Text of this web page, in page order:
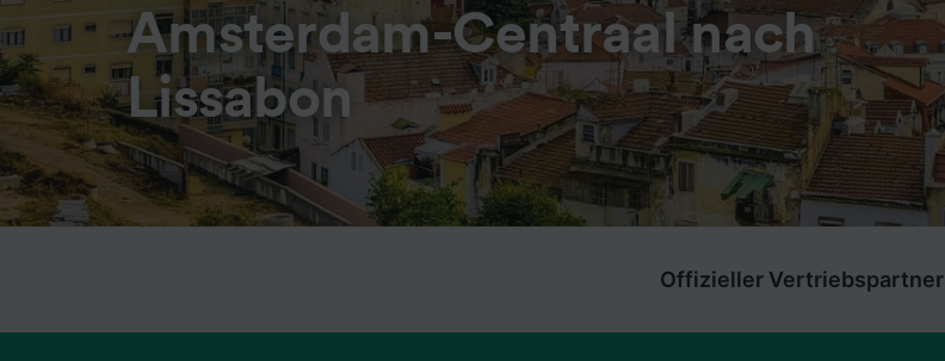
Amsterdam-Centraal nach
Lissabon
Offizieller Vertriebspartner